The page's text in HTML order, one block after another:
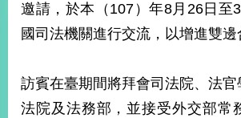
濟
不
海
邀請，於本（107）年8月26日至
國司法機關進行交流，以增進雙邊
訪賓在臺期間將拜會司法院、法
法院及法務部，並接受外交部常